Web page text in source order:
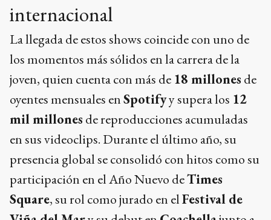
internacional
La llegada de estos shows coincide con uno de
los momentos más sólidos en la carrera de la
joven, quien cuenta con más de 18 millones de
oyentes mensuales enSpotifyy supera los 12
mil millones de reproducciones acumuladas
en sus videoclips. Durante el último año, su
presencia global se consolidó con hitos como su
participación en el Año Nuevo deTimes
Square, su rol como jurado en elFestival de